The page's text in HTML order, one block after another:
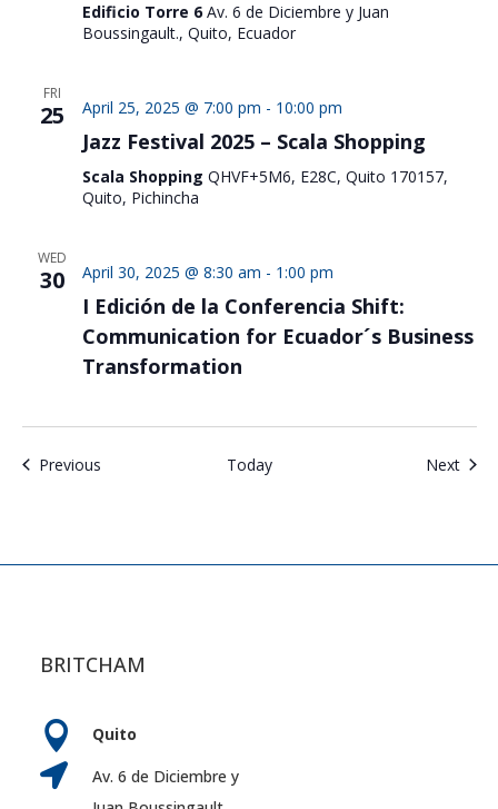
Edificio Torre 6 Av. 6 de Diciembre y Juan
Boussingault., Quito, Ecuador
FRI
25 April 25, 2025 @ 7:00 pm - 10:00 pm
Jazz Festival 2025 – Scala Shopping
Scala Shopping QHVF+5M6, E28C, Quito 170157,
Quito, Pichincha
WED
30 April 30, 2025 @ 8:30 am - 1:00 pm
I Edición de la Conferencia Shift:
Communication for Ecuador´s Business
Transformation
PreviousEvents Today Next
BRITCHAM
 Quito

Av. 6 de Diciembre y